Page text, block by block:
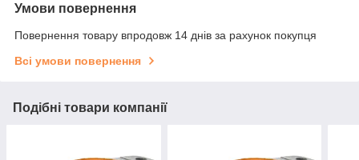
Умови повернення
Повернення товару впродовж 14 днів за рахунок покупця
Всі умови повернення
Подібні товари компанії